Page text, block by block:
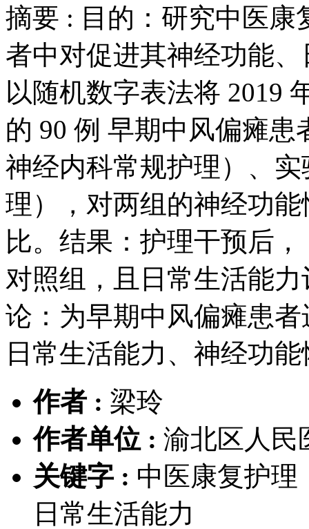
摘要 : 目的：研究中医
者中对促进其神经功能
以随机数字表法将 2019
的 90 例 早期中风偏瘫
神经内科常规护理）、
理），对两组的神经功
比。结果：护理干预后
对照组，且日常生活能
论：为早期中风偏瘫患
日常生活能力、神经功
作者 : 梁玲
作者单位 : 渝北区人民
关键字 : 中医康复护理
日常生活能力